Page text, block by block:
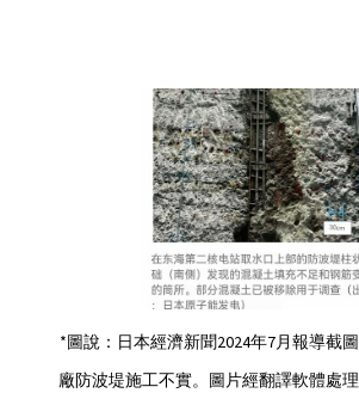
*圖說：日本經濟新聞2024年7月報導截
廠防波堤施工不實。圖片經翻譯軟體處理